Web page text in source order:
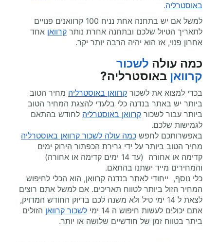
באוסטרליה.
למשל אם יש בתחנה אחת נניח 100 קרוואנים פנויים
לתאריך הטיול שלכם ובתחנה אחרת נותר קרוואן אחד
אחרון פנוי, אז הוא יהיה הרבה יותר יקר.
כמה עולה לשכור
קרוואן באוסטרליה?
בכדי למצוא את לשכור קרוואן באוסטרליה מחיר הטוב
ביותר יש באתר בנדנה כלי בלעדי להצגת המחיר הטוב
ביותר עבור לשכור קרוואן באוסטרליה לחודש בהתאם
לגמישות שלכם.
באפשרותכם לחפש כמה עולה לשכור קרוואן באוסטרליה
מחיר הטוב ביותר על ידי גרירת הכפתור הירוק ימים
קדימה או אחורה (עד 14 ימים קדימה או אחורה)
והמחירים מייד ישתנו בהתאם.
כלי נוסף, ייחודי לאתר בנדנה קרוואן, הוא הכלי לחיפוש
המחיר הזול ביותר לטווח תאריכים. אם למשל אתם רוצים
לצאת ל 14 ימי טיל ולא משנה לכם בדיוק החודש המדויק,
אתם יכולים לעשות חיפוש ה 14 ימי
לשכור קרוואן הזולים
ביתר בטווח זמן של חודשיים שלושה או יותר.